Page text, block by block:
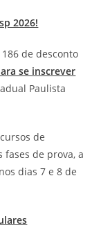
2026!
de desconto
se inscrever
Paulista
de
fases de prova, a
dias 7 e 8 de